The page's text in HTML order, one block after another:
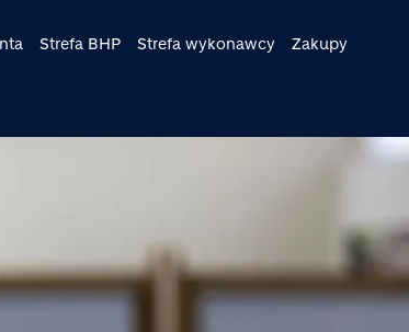
Strefa BHP Strefa wykonawcy Zakupy